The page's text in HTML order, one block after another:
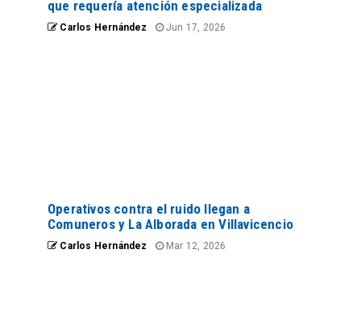
que requería atención especializada
Carlos Hernández Jun 17, 2026
Operativos contra el ruido llegan a
Comuneros y La Alborada en Villavicencio
Carlos Hernández Mar 12, 2026